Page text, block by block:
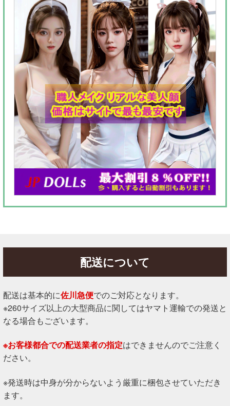
配送について
配送は基本的に佐川急便でのご対応となります。
※260サイズ以上の大型商品に関してはヤマト運輸での発送と
なる場合もございます。
※お客様都合での配送業者の指定はできませんのでご注意く
ださい。
※発送時は中身が分からないよう厳重に梱包させていただき
ます。